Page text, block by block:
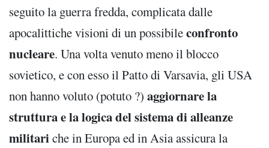
seguito la guerra fredda, complicata dalle
apocalittiche visioni di un possibileconfronto
nucleare. Una volta venuto meno il blocco
sovietico, e con esso il Patto di Varsavia, gli USA
non hanno voluto (potuto ?) aggiornare la
struttura e la logica del sistema di alleanze
militariche in Europa ed in Asia assicura la